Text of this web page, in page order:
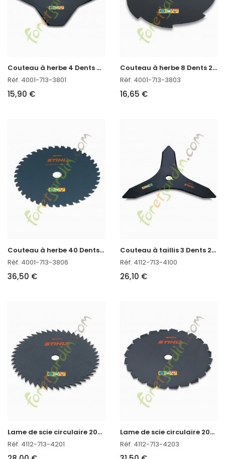
C
outeau à herbe 4 Dents Ø 230mm Stihl
Réf. 4001-713-3801
15,90 €
C
outeau à herbe 8 Dents 230 Stihl
Réf. 4001-713-3803
16,65 €
C
outeau à herbe 40 Dents 250mm Stihl réf. 4001-713-3806
Réf. 4001-713-3806
36,50 €
C
outeau à taillis 3 Dents 250mm Stihl réf. 4112-713-4100
Réf. 4112-713-4100
26,10 €
L
ame de scie circulaire 200mm-80 Stihl réf. 4112-713-4201
Réf. 4112-713-4201
L
ame de scie circulaire 200mm-22 Stihl
Réf. 4112-713-4203